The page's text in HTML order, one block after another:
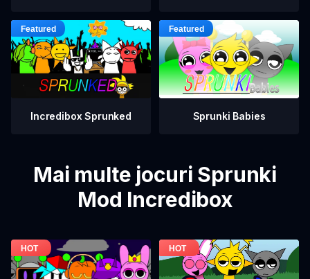
Incredibox Sprunked Sprunki Babies
Mai multe jocuri Sprunki
Mod Incredibox